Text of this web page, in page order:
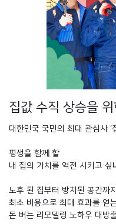
집값 수직 상승을
대한민국 국민의 최대 관심사 ‘
평생을 함께 할
내 집의 가치를 역전 시키고 싶
노후 된 집부터 방치된 공간까지
최소 비용으로 최대 효과를 얻
돈 버는 리모델링 노하우 대방